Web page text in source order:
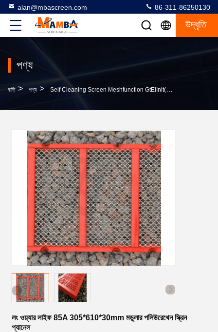
alan@mbascreen.com 86-311-86250130
উদ্ধৃতি
পণ্য
বাড়ি > পণ্য > Self Cleaning Screen Meshfunction GtElInit() {var Lib = New Google.translate.TranslateService();lib.
লং ওয়্যার লাইফ 85A 305*610*30mm মডুলার পলিউরেথেন স্ক্রিন
প্যানেল